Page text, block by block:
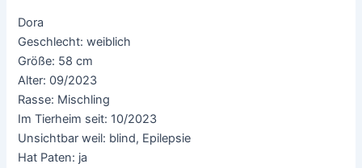
Dora
Geschlecht: weiblich
Größe: 58 cm
Alter: 09/2023
Rasse: Mischling
Im Tierheim seit: 10/2023
Unsichtbar weil: blind, Epilepsie
Hat Paten: ja